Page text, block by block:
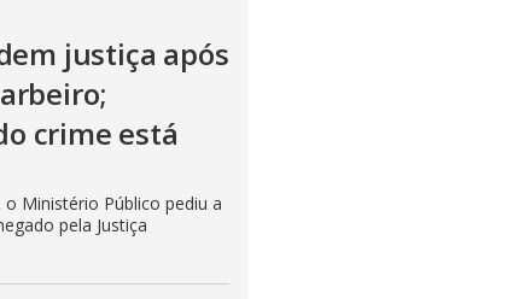
justiça após
crime está
Ministério Público pediu a
pela Justiça